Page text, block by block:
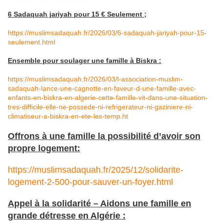
6 Sadaquah jariyah pour 15 € Seulement ;
https://muslimsadaquah.fr/2026/03/6-sadaquah-jariyah-pour-15-
seulement.html
Ensemble pour soulager une famille à Biskra :
https://muslimsadaquah.fr/2026/03/l-association-muslim-
sadaquah-lance-une-cagnotte-en-faveur-d-une-famille-avec-
enfants-en-biskra-en-algerie-cette-famille-vit-dans-une-situation-
tres-difficile-elle-ne-possede-ni-refrigerateur-ni-gaziniere-ni-
climatiseur-a-biskra-en-ete-les-temp.ht
Offrons à une famille la possibilité d’avoir son
propre logement:
https://muslimsadaquah.fr/2025/12/solidarite-
logement-2-500-pour-sauver-un-foyer.html
Appel à la solidarité – Aidons une famille en
grande détresse en Algérie :